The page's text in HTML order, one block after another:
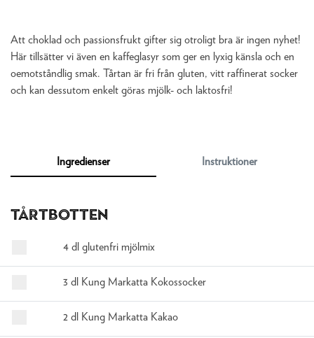
Att choklad och passionsfrukt gifter sig otroligt bra är ingen nyhet!
Här tillsätter vi även en kaffeglasyr som ger en lyxig känsla och en
oemotståndlig smak. Tårtan är fri från gluten, vitt raffinerat socker
och kan dessutom enkelt göras mjölk- och laktosfri!
Ingredienser Instruktioner
Tårtbotten
4 dl glutenfri mjölmix
3 dl Kung Markatta Kokossocker
2 dl Kung Markatta Kakao